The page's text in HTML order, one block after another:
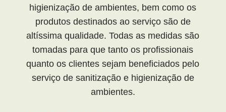
higienização de ambientes, bem como os
produtos destinados ao serviço são de
altíssima qualidade. Todas as medidas são
tomadas para que tanto os profissionais
quanto os clientes sejam beneficiados pelo
serviço de sanitização e higienização de
ambientes.